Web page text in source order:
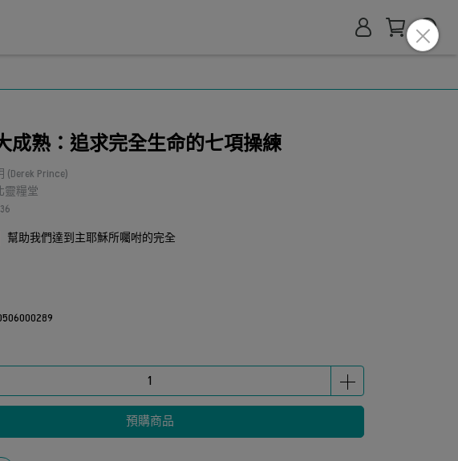
成熟：追求完全生命的七項操練
Prince)
靈糧堂
幫助我們達到主耶穌所囑咐的完全
預購商品